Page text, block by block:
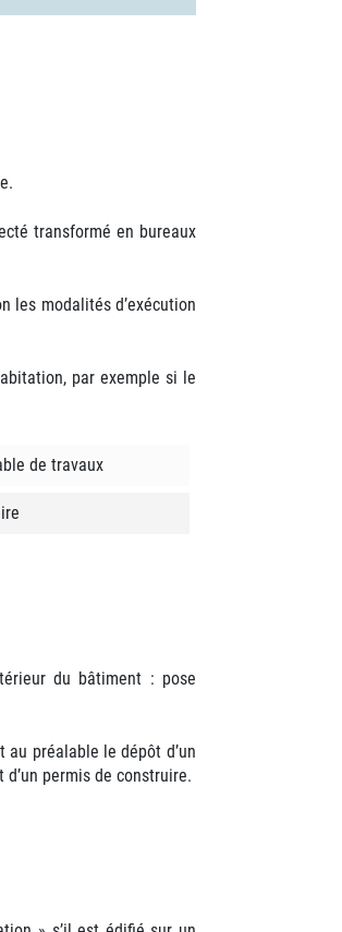
transformé en bureaux
les modalités d’exécution
par exemple si le
de travaux
du bâtiment : pose
préalable le dépôt d’un
permis de construire.